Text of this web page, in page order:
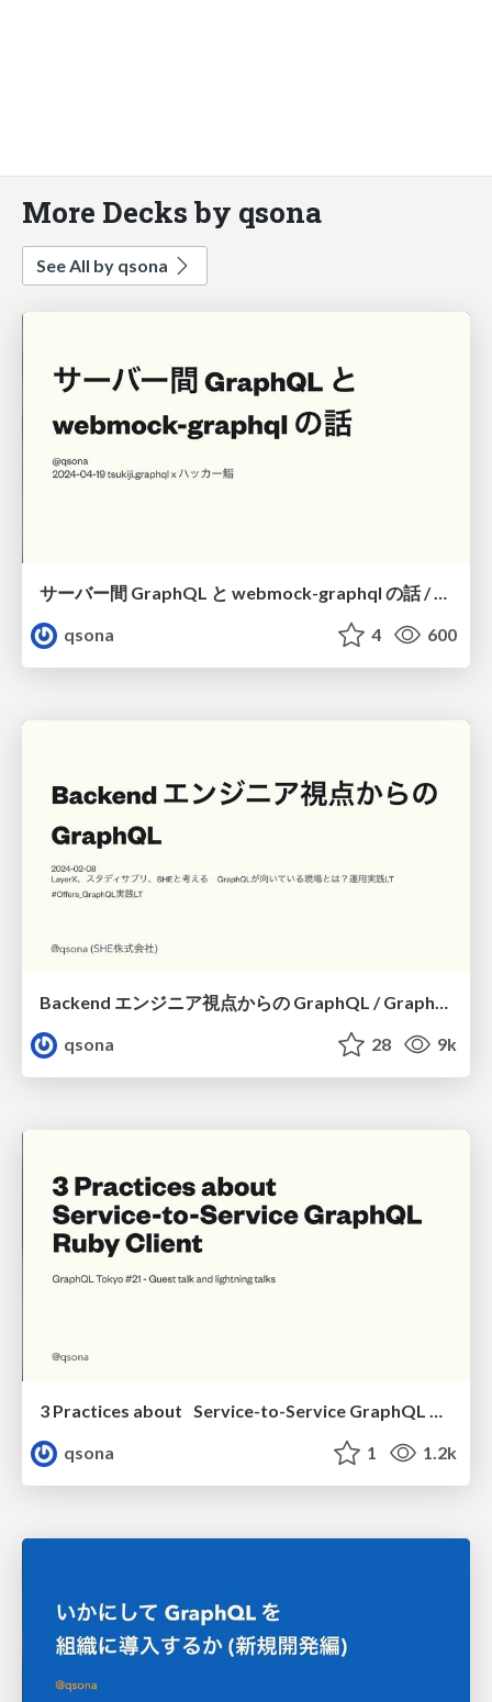
More Decks by qsona
See All by qsona
サーバー間 GraphQL と webmock-graphql の話 / server-to-server graphql and webmock-graphql
qsona
4 600
qsona
28 9k
3 Practices about Service-to-Service GraphQL Ruby Client
qsona
1 1.2k